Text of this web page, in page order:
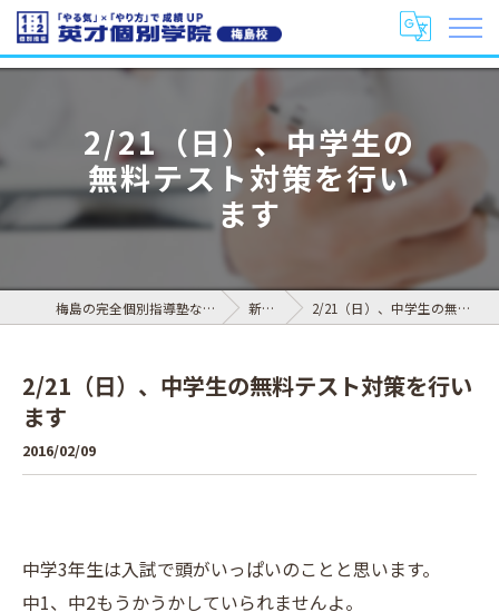
2/21（日）、中学生の
無料テスト対策を行い
ます
梅島の完全個別指導塾なら英才個別学院 梅島校 新着情報 2/21（日）、中学生の無料テスト対策を行います
2/21（日）、中学生の無料テスト対策を行い
ます
2016/02/09
中学3年生は入試で頭がいっぱいのことと思います。
中1、中2もうかうかしていられませんよ。